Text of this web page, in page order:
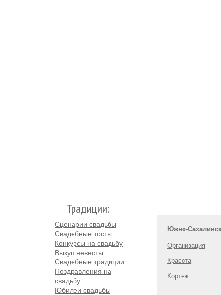
Традиции:
Сценарии свадьбы
Свадебные тосты
Конкурсы на свадьбу
Выкуп невесты
Свадебные традиции
Поздравления на
свадьбу
Юбилеи свадьбы
Южно-Сахалинск
Организация
Красота
Кортеж